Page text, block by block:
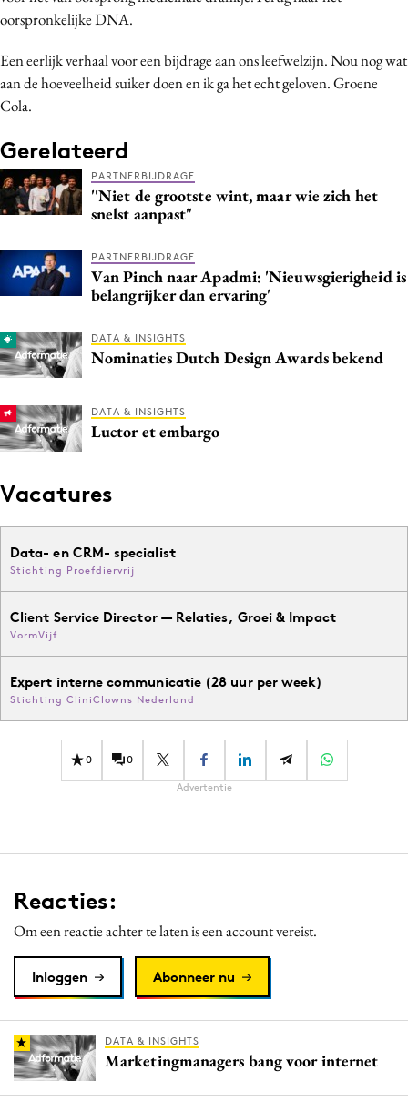
oorspronkelijke DNA.
Een eerlijk verhaal voor een bijdrage aan ons leefwelzijn. Nou nog wat
aan de hoeveelheid suiker doen en ik ga het echt geloven. Groene
Cola.
Gerelateerd
PARTNERBIJDRAGE
''Niet de grootste wint, maar wie zich het
snelst aanpast"
PARTNERBIJDRAGE
Van Pinch naar Apadmi: 'Nieuwsgierigheid is
belangrijker dan ervaring'
DATA & INSIGHTS
Nominaties Dutch Design Awards bekend
DATA & INSIGHTS
Luctor et embargo
Vacatures
Data- en CRM- specialist
Stichting Proefdiervrij
Client Service Director — Relaties, Groei & Impact
VormVijf
Expert interne communicatie (28 uur per week)
Stichting CliniClowns Nederland
0 0
Advertentie
Reacties:
Om een reactie achter te laten is een account vereist.
Inloggen Abonneer nu
DATA & INSIGHTS
Marketingmanagers bang voor internet